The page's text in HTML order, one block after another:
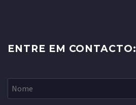
ENTRE EM CONTACTO: